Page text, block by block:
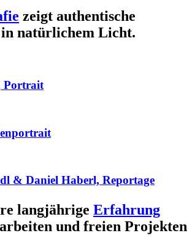
zeigt authentische
natürlichem Licht.
Portrait
& Daniel Haberl, Reportage
langjährige Erfahrung
und freien Projekten